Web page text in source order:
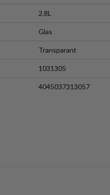
2,8L
Glas
Transparant
1031305
4045037313057